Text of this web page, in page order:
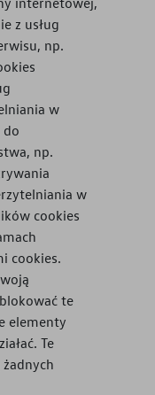
z usług
np.
w
do
np.
w
cookies
cookies.
te
elementy
Te